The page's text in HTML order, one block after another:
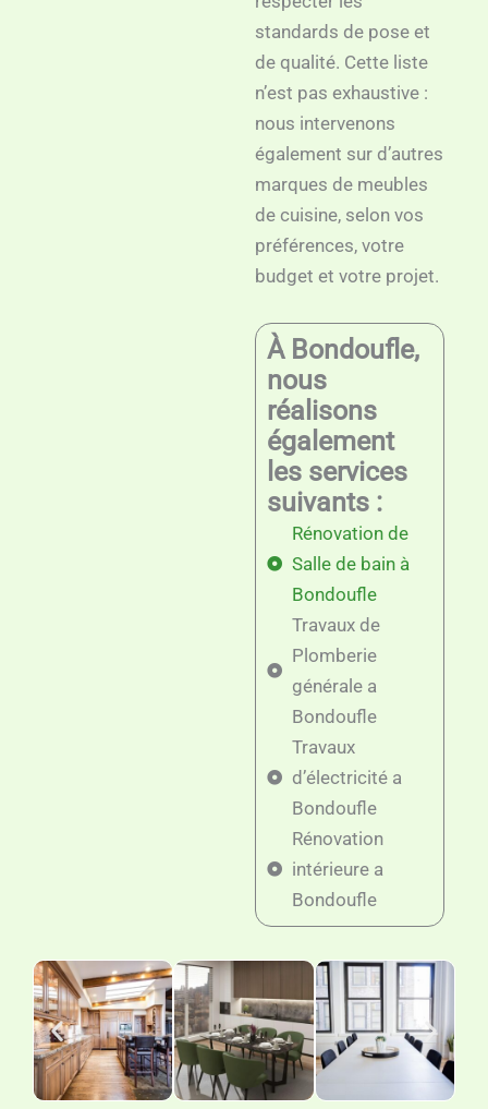
standards de pose et
de qualité. Cette liste
n’est pas exhaustive :
nous intervenons
également sur d’autres
marques de meubles
de cuisine, selon vos
préférences, votre
budget et votre projet.
À Bondoufle,
nous
réalisons
également
les services
suivants :
Rénovation de
Salle de bain à
Bondoufle
Travaux de
Plomberie
générale a
Bondoufle
Travaux
d’électricité a
Bondoufle
Rénovation
intérieure a
Bondoufle